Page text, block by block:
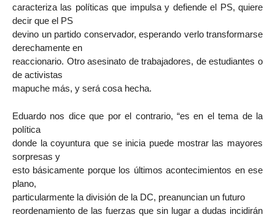
caracteriza las políticas que impulsa y defiende el PS, quiere
decir que el PS
devino un partido conservador, esperando verlo transformarse
derechamente en
reaccionario. Otro asesinato de trabajadores, de estudiantes o
de activistas
mapuche más, y será cosa hecha.
Eduardo nos dice que por el contrario, “es en el tema de la
política
donde la coyuntura que se inicia puede mostrar las mayores
sorpresas y
esto básicamente porque los últimos acontecimientos en ese
plano,
particularmente la división de la DC, preanuncian un futuro
reordenamiento de las fuerzas que sin lugar a dudas incidirán